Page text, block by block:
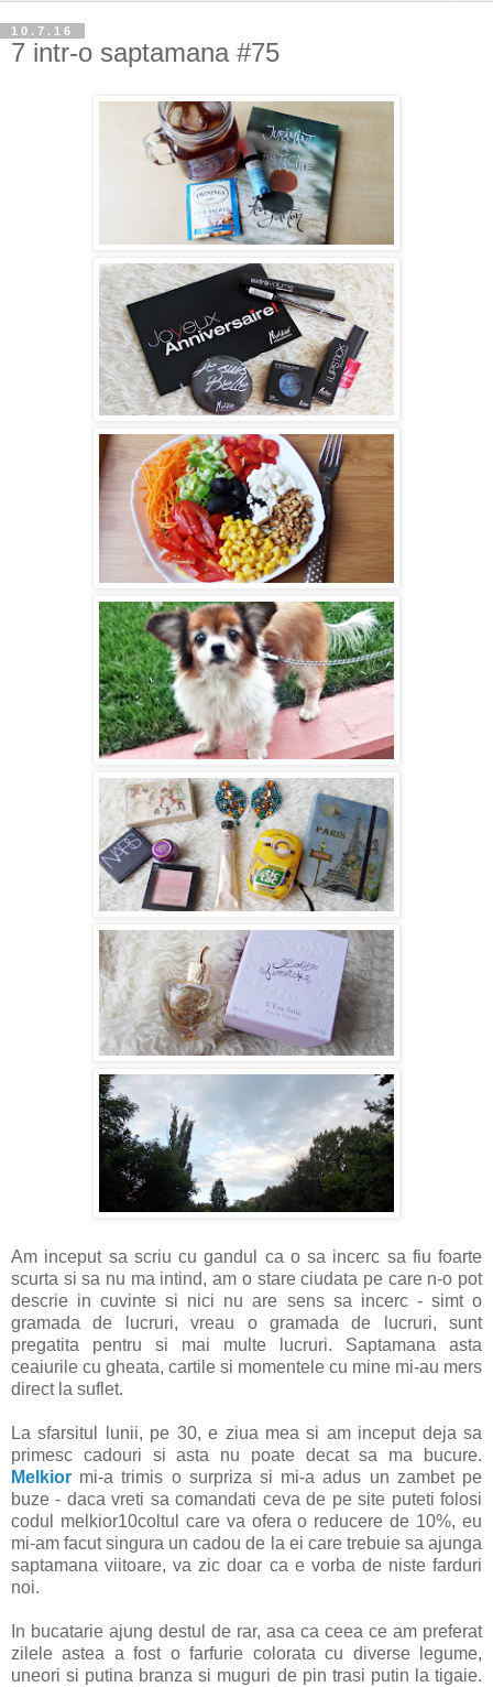
10.7.16
7 intr-o saptamana #75
Am inceput sa scriu cu gandul ca o sa incerc sa fiu foarte
scurta si sa nu ma intind, am o stare ciudata pe care n-o pot
descrie in cuvinte si nici nu are sens sa incerc - simt o
gramada de lucruri, vreau o gramada de lucruri, sunt
pregatita pentru si mai multe lucruri. Saptamana asta
ceaiurile cu gheata, cartile si momentele cu mine mi-au mers
direct la suflet.
La sfarsitul lunii, pe 30, e ziua mea si am inceput deja sa
primesc cadouri si asta nu poate decat sa ma bucure.
Melkior mi-a trimis o surpriza si mi-a adus un zambet pe
buze - daca vreti sa comandati ceva de pe site puteti folosi
codul melkior10coltul care va ofera o reducere de 10%, eu
mi-am facut singura un cadou de la ei care trebuie sa ajunga
saptamana viitoare, va zic doar ca e vorba de niste farduri
noi.
In bucatarie ajung destul de rar, asa ca ceea ce am preferat
zilele astea a fost o farfurie colorata cu diverse legume,
uneori si putina branza si muguri de pin trasi putin la tigaie.